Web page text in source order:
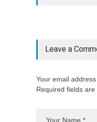
Leave a
Your email
Required fields